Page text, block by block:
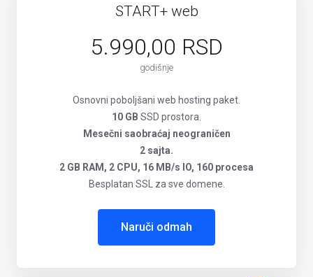
START+ web
5.990,00 RSD
godišnje
Osnovni poboljšani web hosting paket.
10 GB SSD prostora.
Mesečni saobraćaj neograničen
2 sajta.
2 GB RAM, 2 CPU, 16 MB/s IO, 160 procesa
Besplatan SSL za sve domene.
Naruči odmah